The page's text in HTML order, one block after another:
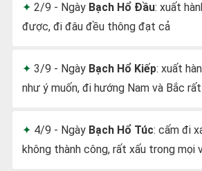
2/9 - Ngày Bạch Hổ Đầu: xuất
được, đi đâu đều thông đạt cả
3/9 - Ngày Bạch Hổ Kiếp: xuất
như ý muốn, đi hướng Nam và Bắc
4/9 - Ngày Bạch Hổ Túc: cấm đi
không thành công, rất xấu trong mọi